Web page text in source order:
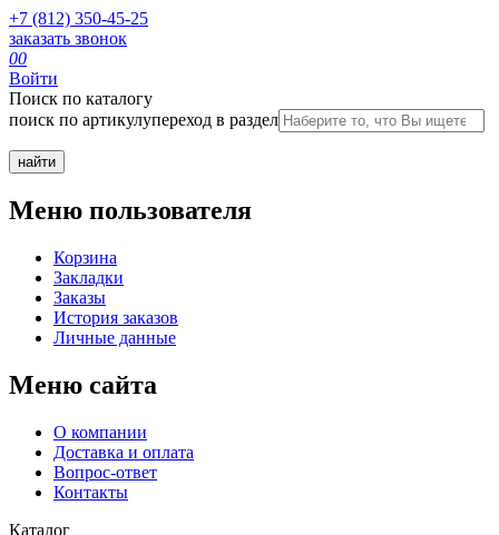
+7 (812) 350-45-25
заказать звонок
00
Войти
Поиск по каталогу
поиск по артикулупереход в раздел
Меню пользователя
Корзина
Закладки
Заказы
История заказов
Личные данные
Меню сайта
О компании
Доставка и оплата
Вопрос-ответ
Контакты
Каталог